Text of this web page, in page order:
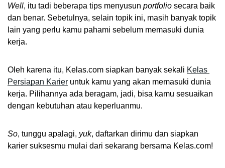
Well, itu tadi beberapa tips menyusun portfolio secara baik
dan benar. Sebetulnya, selain topik ini, masih banyak topik
lain yang perlu kamu pahami sebelum memasuki dunia
kerja.
Oleh karena itu, Kelas.com siapkan banyak sekali Kelas
Persiapan Karier untuk kamu yang akan memasuki dunia
kerja. Pilihannya ada beragam, jadi, bisa kamu sesuaikan
dengan kebutuhan atau keperluanmu.
So, tunggu apalagi, yuk, daftarkan dirimu dan siapkan
karier suksesmu mulai dari sekarang bersama Kelas.com!